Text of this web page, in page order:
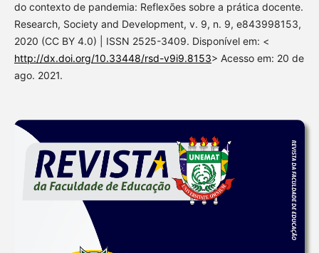
do contexto de pandemia: Reflexões sobre a prática docente.
Research, Society and Development, v. 9, n. 9, e843998153,
2020 (CC BY 4.0) | ISSN 2525-3409. Disponível em: <
http://dx.doi.org/10.33448/rsd-v9i9.8153> Acesso em: 20 de
ago. 2021.